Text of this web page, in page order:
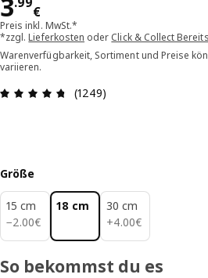
€
Preis inkl. MwSt.*
*zzgl.Lieferkosten oder Click & Collect
Warenverfügbarkeit, Sortiment und Preise
variieren.
Bewertung: 4.7 von 5
(1249)
Größe
15 cm
−2.00€
2.00€
18 cm
30 cm
+4.00€
4.00€
So bekommst du es